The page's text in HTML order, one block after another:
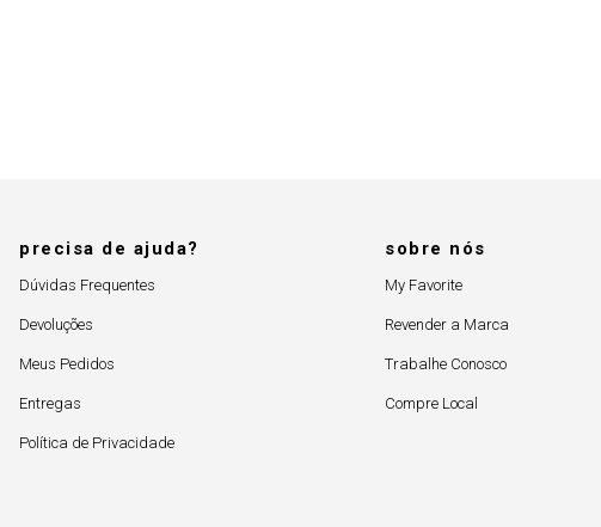
precisa de ajuda?
Dúvidas Frequentes
Devoluções
Meus Pedidos
Entregas
Política de Privacidade
sobre nós
My Favorite
Revender a Marca
Trabalhe Conosco
Compre Local